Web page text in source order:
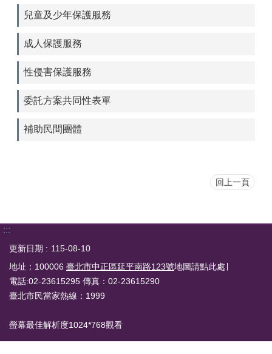
兒童及少年保護服務
成人保護服務
性侵害保護服務
委託方案共同性表單
補助民間團體
回上一頁
:::
更新日期
115-08-10
地址：100006 臺北市中正區延平南路123號地圖請點此處∣
電話:02-23615295 傳真：02-23615290
臺北市民當家熱線：1999
螢幕最佳解析度1024*768觀看